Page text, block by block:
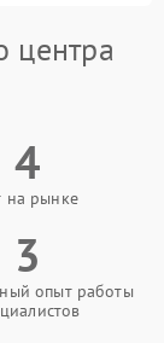
центра
4
на рынке
3
опыт работы